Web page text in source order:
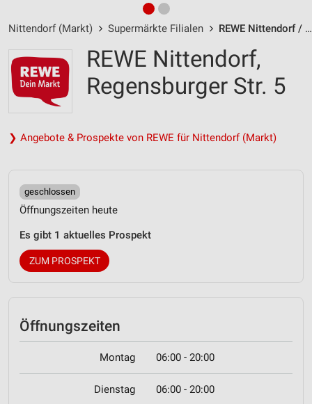
Nittendorf (Markt) Supermärkte Filialen REWE Nittendorf / Regensburger Str. 5 - Öffnungszeiten & Adresse
REWE Nittendorf,
Regensburger Str. 5
❯ Angebote & Prospekte von REWE für Nittendorf (Markt)
geschlossen
Öffnungszeiten heute
Es gibt 1 aktuelles Prospekt
ZUM PROSPEKT
Öffnungszeiten
Montag 06:00 - 20:00
Dienstag 06:00 - 20:00